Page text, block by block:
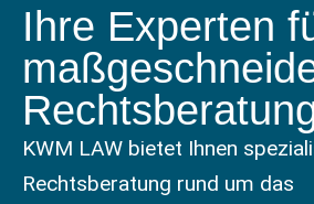
Ihre Experten
KWM LAW bietet Ihnen
Rechtsberatung rund um das